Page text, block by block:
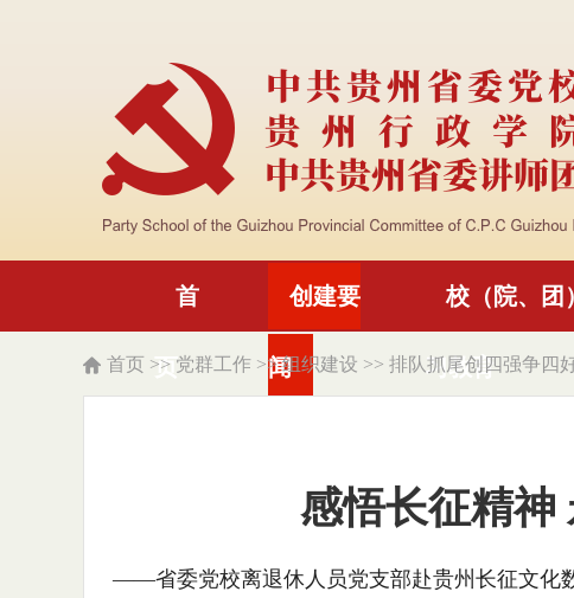
首
页
创建要
闻
校（院、团
习教育
首页>> 党群工作>>组织建设 >> 排队抓尾创四强争四
感悟长征精神
——省委党校离退休人员党支部赴贵州长征文化